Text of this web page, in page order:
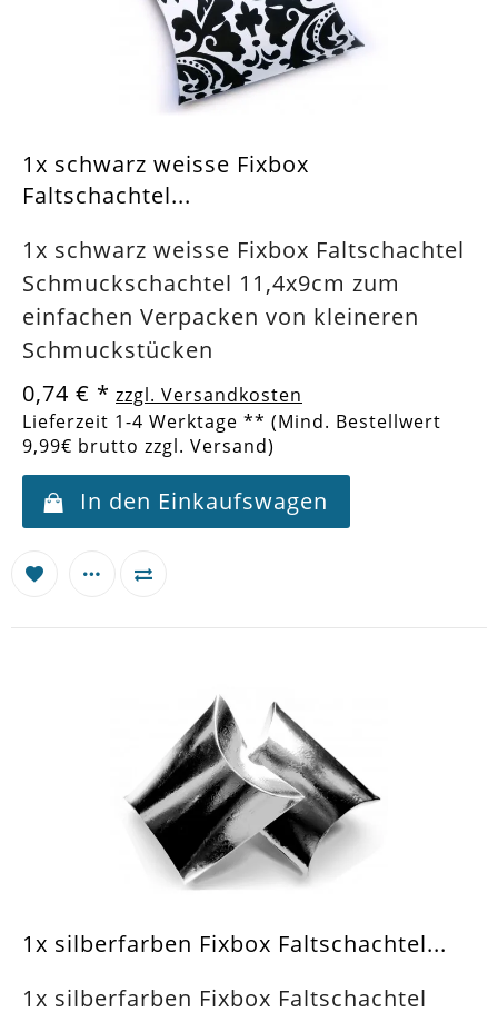
1x schwarz weisse Fixbox
Faltschachtel...
1x schwarz weisse Fixbox Faltschachtel
Schmuckschachtel 11,4x9cm zum
einfachen Verpacken von kleineren
Schmuckstücken
0,74 € * zzgl. Versandkosten
Lieferzeit 1-4 Werktage ** (Mind. Bestellwert
9,99€ brutto zzgl. Versand)
In den Einkaufswagen
1x silberfarben Fixbox Faltschachtel...
1x silberfarben Fixbox Faltschachtel